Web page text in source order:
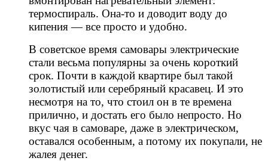
термоспираль. Она-то и доводит воду до
кипения — все просто и удобно.
В советское время самовары электрические
стали весьма популярны за очень короткий
срок. Почти в каждой квартире был такой
золотистый или серебряный красавец. И это
несмотря на то, что стоил он в те времена
прилично, и достать его было непросто. Но
вкус чая в самоваре, даже в электрическом,
оставался особенным, а потому их покупали, не
жалея денег.